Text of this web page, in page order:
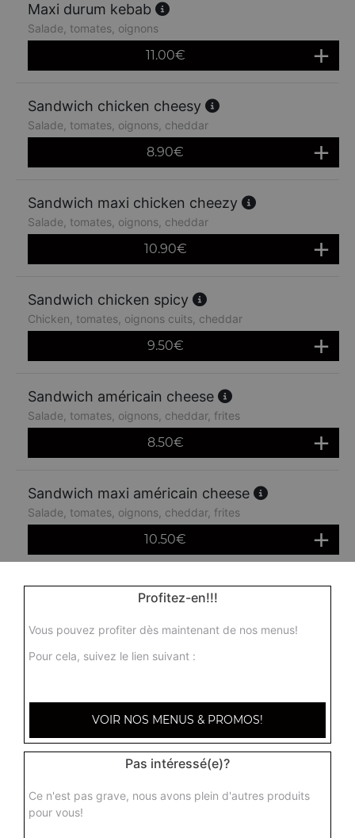
Maxi durum kebab
Salade, tomates, oignons
11.00€
Sandwich chicken cheesy
Salade, tomates, oignons, cheddar
8.90€
Sandwich maxi chicken cheezy
Salade, tomates, oignons, cheddar
10.90€
Sandwich chicken spicy
Chicken, tomates, oignons cuits, cheddar
9.50€
Sandwich américain cheese
Salade, tomates, oignons, cheddar, frites
8.50€
Sandwich maxi américain cheese
Salade, tomates, oignons, cheddar, frites
10.50€
Sandwich américain oeuf
8.50€
Salade, tomates, oignons, cheddar, frites, oeuf
Salade, tomates, oignons, cheddar
Profitez-en!!!
Vous pouvez profiter dès maintenant de nos menus!
Pour cela, suivez le lien suivant :
VOIR NOS MENUS & PROMOS!
Pas intéressé(e)?
Ce n'est pas grave, nous avons plein d'autres produits
pour vous!